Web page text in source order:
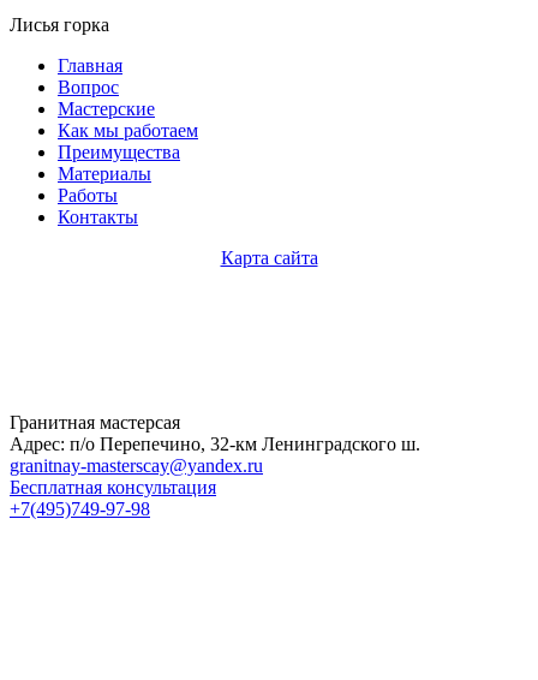
Лисья горка
Главная
Вопрос
Мастерские
Как мы работаем
Преимущества
Материалы
Работы
Контакты
Карта сайта
Гранитная мастерсая
Адрес: п/о Перепечино, 32-км Ленинградского ш.
granitnay-masterscay@yandex.ru
Бесплатная консультация
+7(495)749-97-98